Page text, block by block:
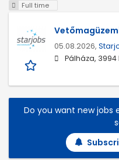
Full time
05.08.2026,
Pálháza,
Do you want new jobs